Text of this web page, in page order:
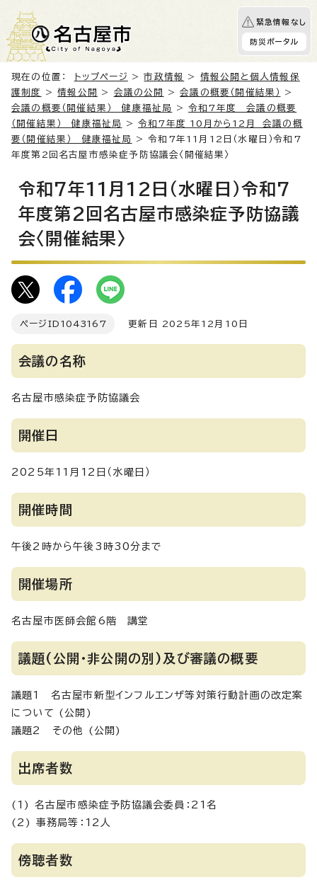
緊急情報なし
防災ポータル
現在の位置： トップページ >市政情報 > 情報公開と個人情報保
護制度
>情報公開 > 会議の公開 >会議の概要（開催結果）
>
会議の概要（開催結果） 健康福祉局
>令和7年度 会議の概要
（開催結果） 健康福祉局
>令和7年度 10月から12月 会議の概
要（開催結果） 健康福祉局
> 令和7年11月12日（水曜日）令和7
年度第2回名古屋市感染症予防協議会〈開催結果〉
令和7年11月12日（水曜日）令和7
年度第2回名古屋市感染症予防協議
会〈開催結果〉
ページID 1043167 更新日 2025年12月10日
会議の名称
名古屋市感染症予防協議会
開催日
2025年11月12日（水曜日）
開催時間
午後2時から午後3時30分まで
開催場所
名古屋市医師会館6階 講堂
議題(公開・非公開の別)及び審議の概要
議題1 名古屋市新型インフルエンザ等対策行動計画の改定案
について (公開)
議題2 その他 (公開)
出席者数
(1) 名古屋市感染症予防協議会委員：21名
(2) 事務局等：12人
傍聴者数